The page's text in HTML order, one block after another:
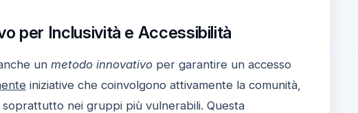
per Inclusività e Accessibilità
un metodo innovativoper garantire un accesso
iniziative che coinvolgono attivamente la comunità,
nei gruppi più vulnerabili. Questa